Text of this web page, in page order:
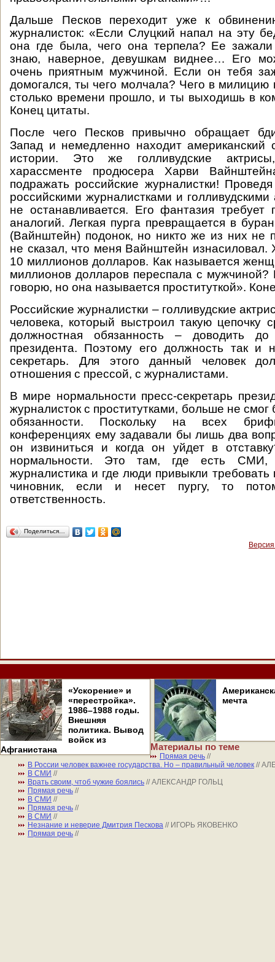
Дальше Песков переходит уже к
журналисток: «Если Слуцкий напал на эту
она где была, чего она терпела? Ее
знаю, наверное, девушкам виднее… Его
очень приятным мужчиной. Если он тебя
домогался, ты чего молчала? Чего в
столько времени прошло, и ты выходишь в
Конец цитаты.
После чего Песков привычно обращает
Запад и немедленно находит американский
истории. Это же голливудские
харассменте продюсера Харви
подражать российские журналистки!
российскими журналистками и голливудскими
не останавливается. Его фантазия требует
аналогий. Легкая пурга превращается в
(Вайнштейн) подонок, но никто же из них не
не сказал, что меня Вайнштейн изнасиловал.
10 миллионов долларов. Как называется
миллионов долларов переспала с мужчиной?
говорю, но она называется проституткой».
Российские журналистки – голливудские
человека, который выстроил такую цепочку
должностная обязанность – доводить
президента. Поэтому его должность так и
секретарь. Для этого данный человек
отношения с прессой, с журналистами.
В мире нормальности пресс-секретарь
журналисток с проститутками, больше не
обязанности. Поскольку на всех
конференциях ему задавали бы лишь два
он извиниться и когда он уйдет в
нормальности. Это там, где есть СМИ,
журналистика и где люди привыкли требовать
чиновник, если и несет пургу, то
ответственность.
Поделиться…
«Ускорение» и
«перестройка».
1986–1988 годы.
Внешняя
политика. Вывод
войск из
Афганистана
мечта
Материалы по теме
Прямая речь //
В России человек важнее государства. Но – правильный человек //
В СМИ //
Врать своим, чтоб чужие боялись // АЛЕКСАНДР ГОЛЬЦ
Прямая речь //
В СМИ //
Прямая речь //
В СМИ //
Незнание и неверие Дмитрия Пескова // ИГОРЬ ЯКОВЕНКО
Прямая речь //